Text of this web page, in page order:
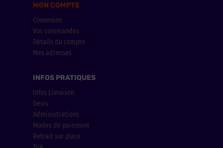
MON COMPTE
Connexion
Vos commandes
Détails du compte
Mes adresses
INFOS PRATIQUES
Infos Livraison
Devis
Administrations
Modes de paiement
Retrait sur place